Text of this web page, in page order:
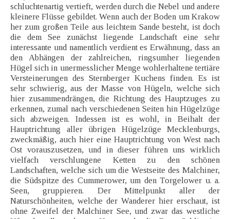
schluchtenartig vertieft, werden durch die Nebel und andere
kleinere Flüsse gebildet. Wenn auch der Boden um Krakow
her zum großen Teile aus leichtem Sande besteht, ist doch
die dem See zunächst liegende Landschaft eine sehr
interessante und namentlich verdient es Erwähnung, dass an
den Abhängen der zahlreichen, ringsumher liegenden
Hügel sich in unermesslicher Menge wohlerhaltene tertiäre
Versteinerungen des Sternberger Kuchens finden. Es ist
sehr schwierig, aus der Masse von Hügeln, welche sich
hier zusammendrängen, die Richtung des Hauptzuges zu
erkennen, zumal nach verschiedenen Seiten hin Hügelzüge
sich abzweigen. Indessen ist es wohl, in Beihalt der
Hauptrichtung aller übrigen Hügelzüge Mecklenburgs,
zweckmäßig, auch hier eine Hauptrichtung von West nach
Ost vorauszusetzen, und in dieser führen uns wirklich
vielfach verschlungene Ketten zu den schönen
Landschaften, welche sich um die Westseite des Malchiner,
die Südspitze des Cummerower, um den Torgelower u. a.
Seen, gruppieren. Der Mittelpunkt aller der
Naturschönheiten, welche der Wanderer hier erschaut, ist
ohne Zweifel der Malchiner See, und zwar das westliche